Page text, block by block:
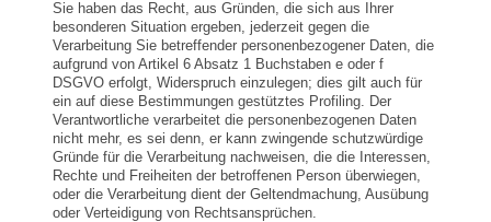
Sie haben das Recht, aus Gründen, die sich aus Ihrer
besonderen Situation ergeben, jederzeit gegen die
Verarbeitung Sie betreffender personenbezogener Daten, die
aufgrund von Artikel 6 Absatz 1 Buchstaben e oder f
DSGVO erfolgt, Widerspruch einzulegen; dies gilt auch für
ein auf diese Bestimmungen gestütztes Profiling. Der
Verantwortliche verarbeitet die personenbezogenen Daten
nicht mehr, es sei denn, er kann zwingende schutzwürdige
Gründe für die Verarbeitung nachweisen, die die Interessen,
Rechte und Freiheiten der betroffenen Person überwiegen,
oder die Verarbeitung dient der Geltendmachung, Ausübung
oder Verteidigung von Rechtsansprüchen.